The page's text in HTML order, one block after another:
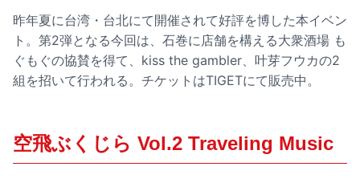
昨年夏に台湾・台北にて開催されて好評を博した本イベン
ト。第2弾となる今回は、石巻に店舗を構える大衆酒場 も
ぐもぐの協賛を得て、kiss the gambler、叶芽フウカの2
組を招いて行われる。チケットはTIGETにて販売中。
空飛ぶくじら Vol.2 Traveling Music